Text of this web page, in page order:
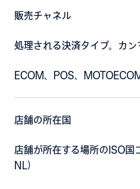
販売チャネル
処理される決済タイプ。カン
ECOM、POS、
店舗の所在国
店舗が所在する場所のISO国
NL）